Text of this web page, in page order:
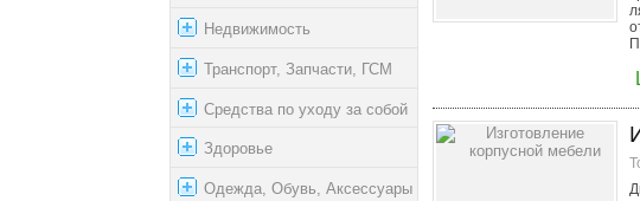
Недвижимость
Транспорт, Запчасти, ГСМ
Средства по уходу за собой
Здоровье
Одежда, Обувь, Аксессуары